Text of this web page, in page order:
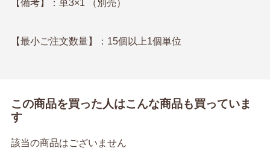
【備考】：単3×1 （別売）
【最小ご注文数量】：15個以上1個単位
この商品を買った人はこんな商品も買っていま
す
該当の商品はございません